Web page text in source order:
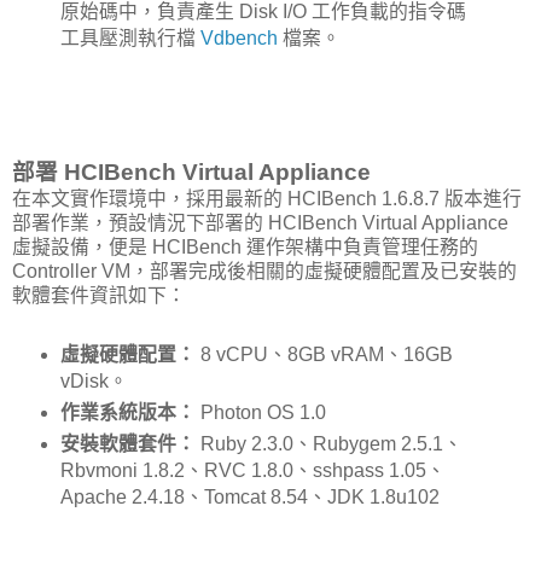
原始碼中，負責產生 Disk I/O 工作負載的指令碼
工具壓測執行檔 Vdbench 檔案。
部署 HCIBench Virtual Appliance
在本文實作環境中，採用最新的 HCIBench 1.6.8.7 版本進行
部署作業，預設情況下部署的 HCIBench Virtual Appliance
虛擬設備，便是 HCIBench 運作架構中負責管理任務的
Controller VM，部署完成後相關的虛擬硬體配置及已安裝的
軟體套件資訊如下：
虛擬硬體配置： 8 vCPU、8GB vRAM、16GB
vDisk。
作業系統版本：
Photon OS 1.0
安裝軟體套件：
Ruby 2.3.0、Rubygem 2.5.1、
Rbvmoni 1.8.2、RVC 1.8.0、sshpass 1.05、
Apache 2.4.18、Tomcat 8.54、JDK 1.8u102